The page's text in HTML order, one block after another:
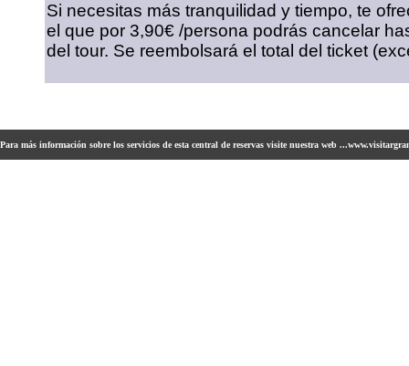
Si necesitas más tranquilidad y tiempo, te
el que por 3,90€ /persona podrás cancelar
del tour. Se reembolsará el total del ticket
Para más información sobre los servicios de esta central de reservas visite nuestra web